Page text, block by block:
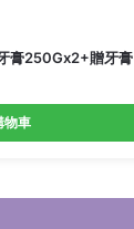
膏250Gx2+贈牙膏
物車